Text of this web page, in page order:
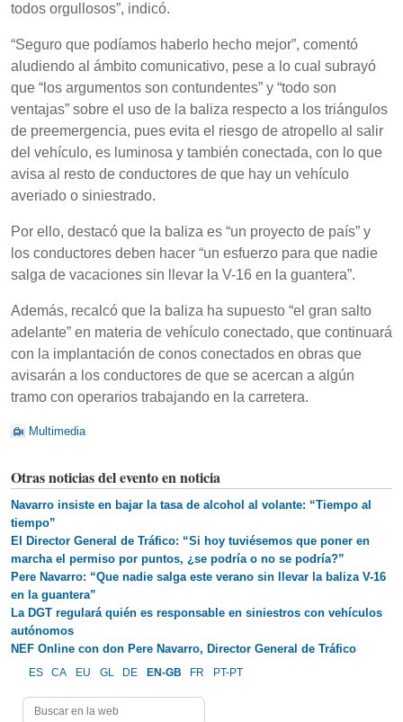
todos orgullosos”, indicó.
“Seguro que podíamos haberlo hecho mejor”, comentó
aludiendo al ámbito comunicativo, pese a lo cual subrayó
que “los argumentos son contundentes” y “todo son
ventajas” sobre el uso de la baliza respecto a los triángulos
de preemergencia, pues evita el riesgo de atropello al salir
del vehículo, es luminosa y también conectada, con lo que
avisa al resto de conductores de que hay un vehículo
averiado o siniestrado.
Por ello, destacó que la baliza es “un proyecto de país” y
los conductores deben hacer “un esfuerzo para que nadie
salga de vacaciones sin llevar la V-16 en la guantera”.
Además, recalcó que la baliza ha supuesto “el gran salto
adelante” en materia de vehículo conectado, que continuará
con la implantación de conos conectados en obras que
avisarán a los conductores de que se acercan a algún
tramo con operarios trabajando en la carretera.
Multimedia
Otras noticias del evento en noticia
Navarro insiste en bajar la tasa de alcohol al volante: “Tiempo al
tiempo”
El Director General de Tráfico: “Si hoy tuviésemos que poner en
marcha el permiso por puntos, ¿se podría o no se podría?”
Pere Navarro: “Que nadie salga este verano sin llevar la baliza V-16
en la guantera”
La DGT regulará quién es responsable en siniestros con vehículos
autónomos
NEF Online con don Pere Navarro, Director General de Tráfico
ES CA EU GL DE EN-GB FR PT-PT